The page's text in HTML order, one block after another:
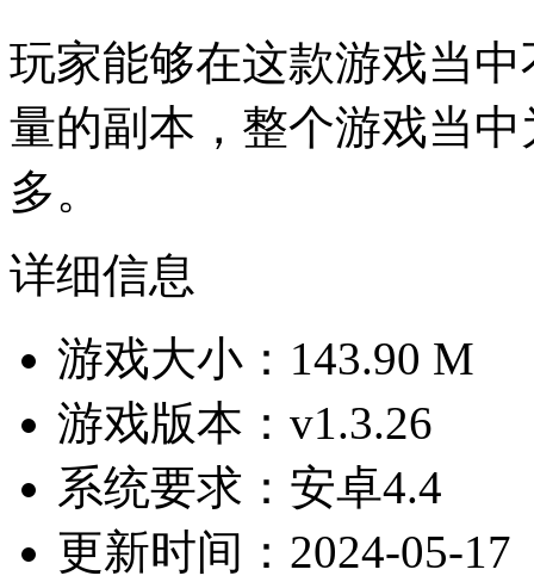
玩家能够在这款游戏当
量的副本，整个游戏当
多。
详细信息
游戏大小：143.90 M
游戏版本：v1.3.26
系统要求：安卓4.4
更新时间：2024-05-17